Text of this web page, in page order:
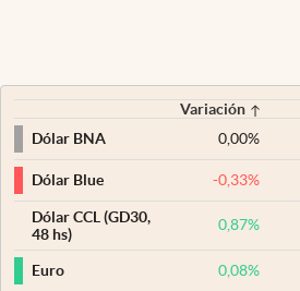
Variación
Dólar BNA
0,00%
Dólar Blue -0,33%
Dólar CCL (GD30,
48 hs)
0,87%
Euro 0,08%